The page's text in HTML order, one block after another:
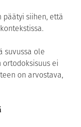
siihen, että
suvussa ole
ei
on arvostava,